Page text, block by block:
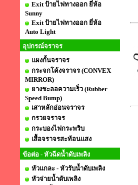
Exit ป้ายไฟทางออก ยี่ห้อ
Sunny
Exit ป้ายไฟทางออก ยี่ห้อ
Auto Light
อุปกรณ์จราจร
แผงกั้นจราจร
กระจกโค้งจราจร (CONVEX
MIRROR)
ยางชะลอความเร็ว (Rubber
Speed Bump)
เสาหลักอ่อนจราจร
กรวยจราจร
กระบองไฟกระพริบ
เสื้อจราจรสะท้อนแสง
ข้อต่อ - หัวฉีดน้ำดับเพลิง
หัวแกละ - หัวรับน้ำดับเพลิง
หัวจ่ายน้ำดับเพลิง